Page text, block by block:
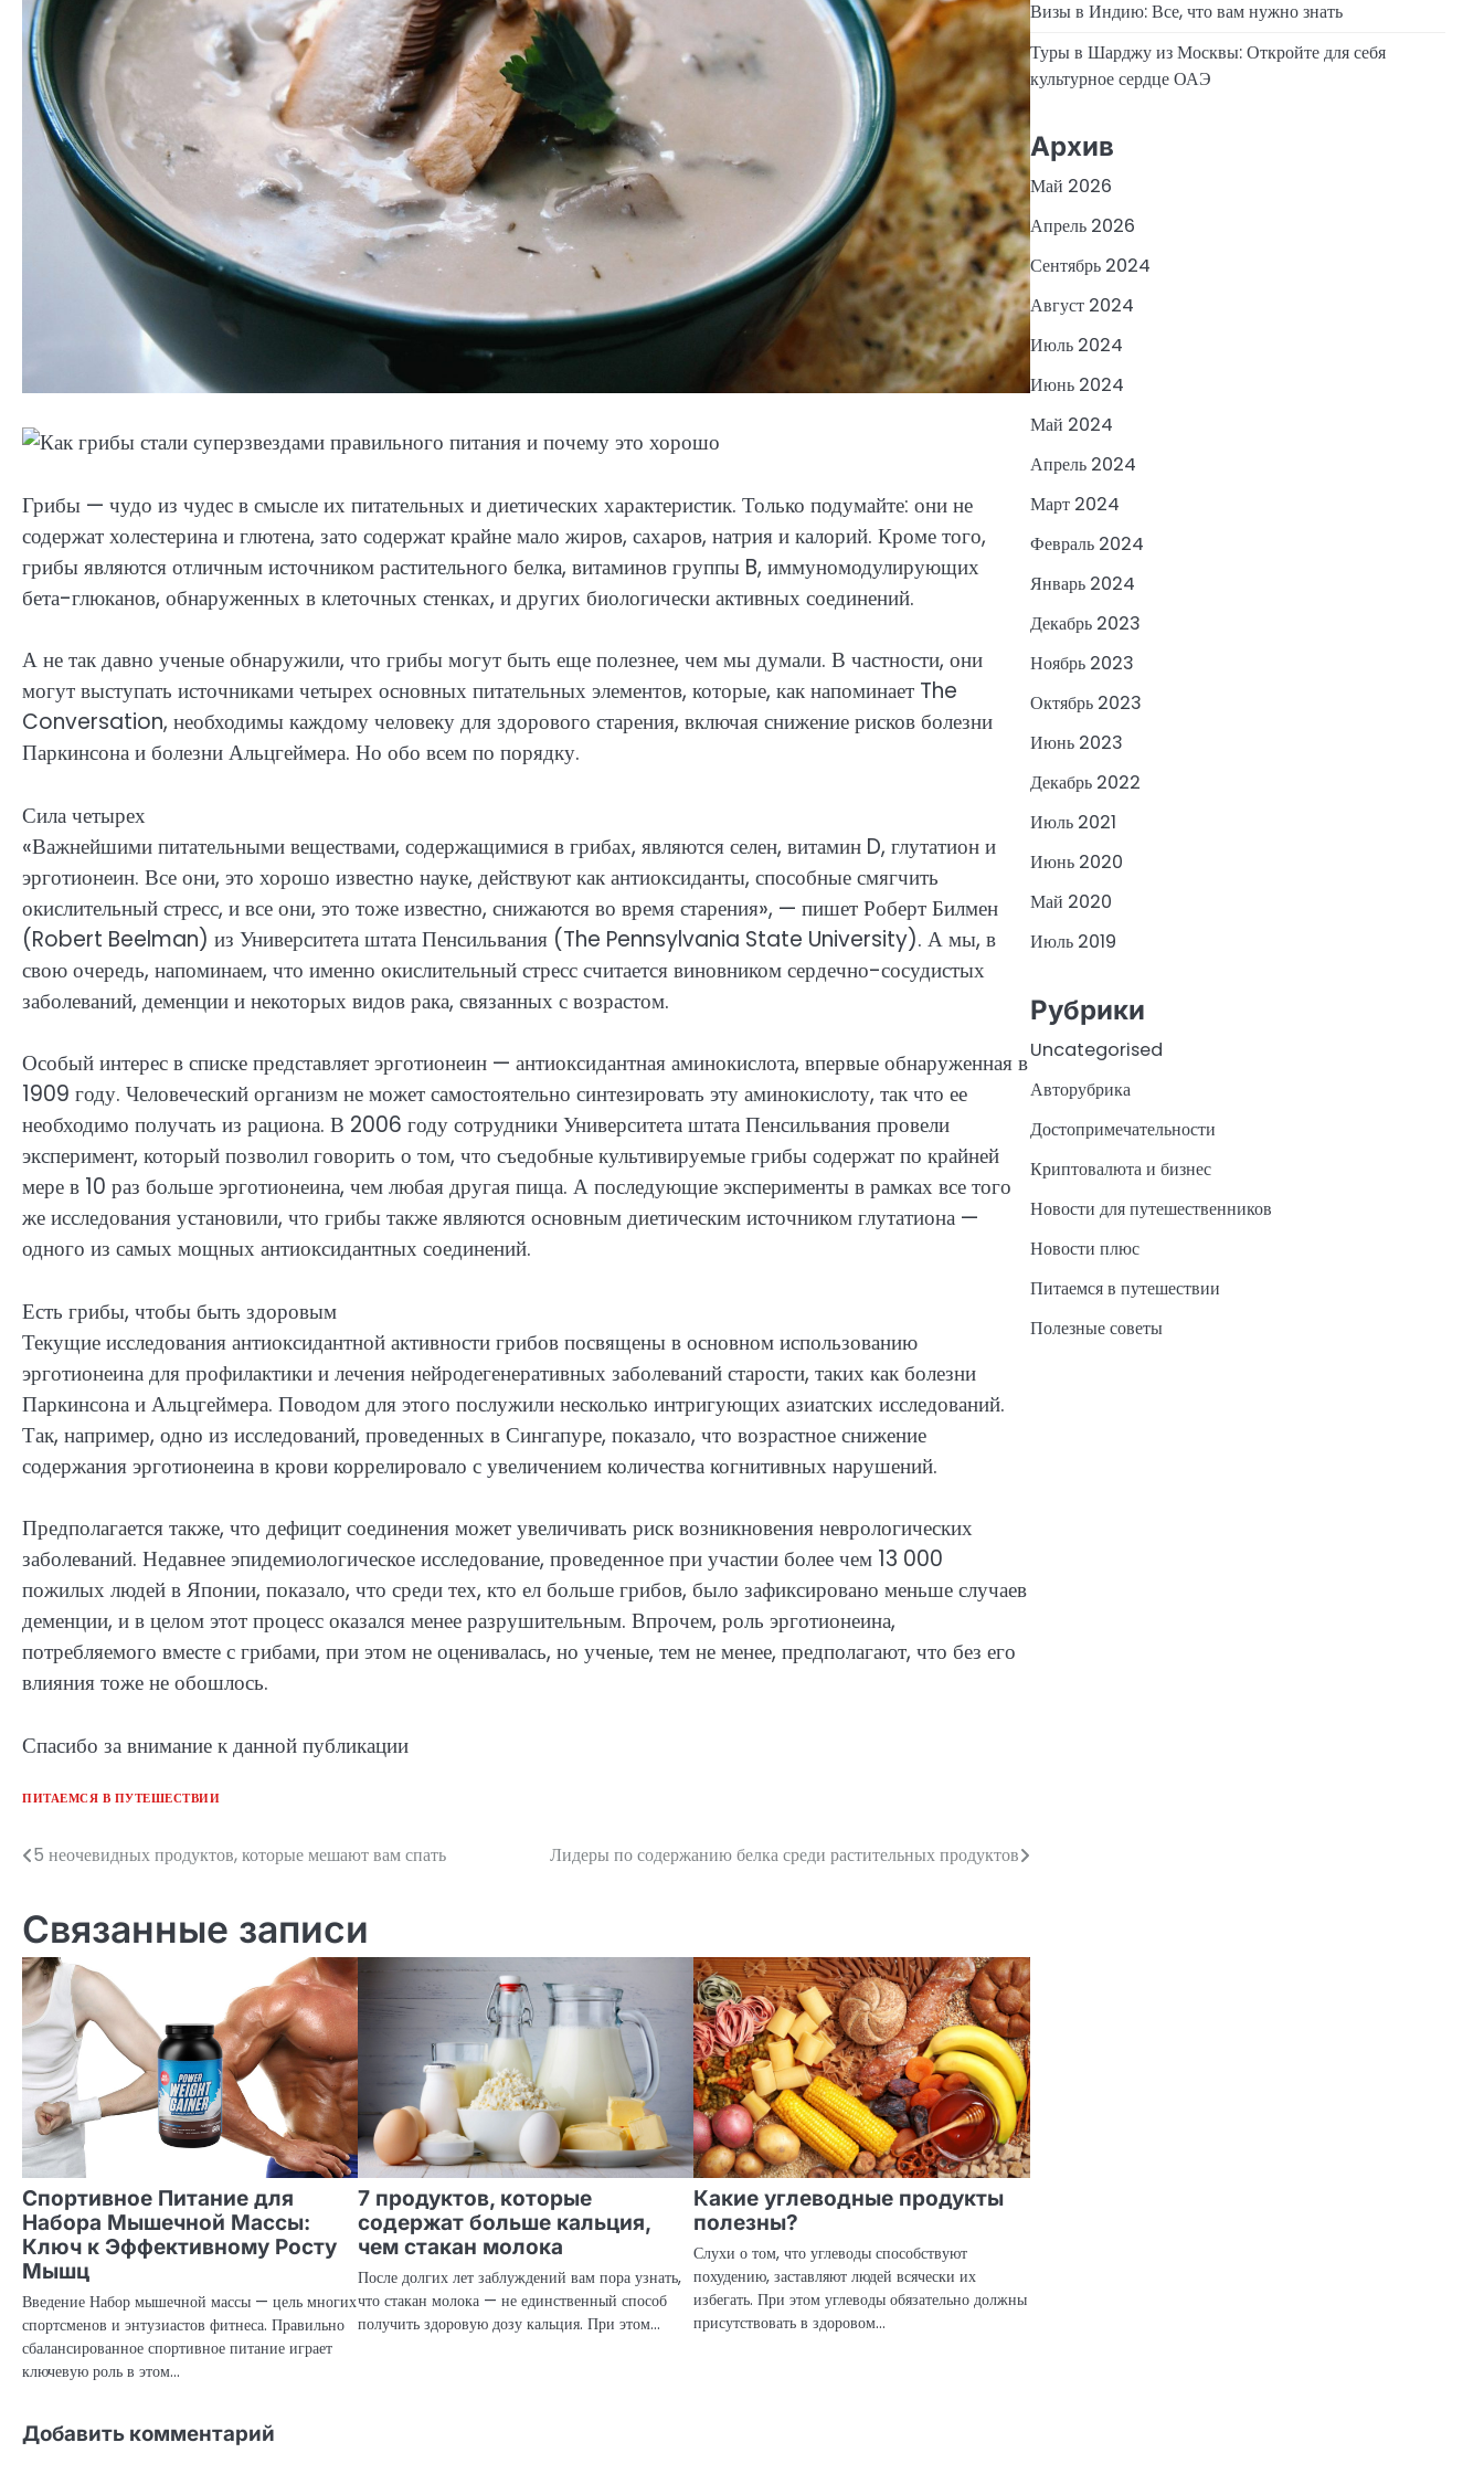
Грибы — чудо из чудес в смысле их питательных и диетических характеристик. Только подумайте: они не
содержат холестерина и глютена, зато содержат крайне мало жиров, сахаров, натрия и калорий. Кроме того,
грибы являются отличным источником растительного белка, витаминов группы B, иммуномодулирующих
бета-глюканов, обнаруженных в клеточных стенках, и других биологически активных соединений.
А не так давно ученые обнаружили, что грибы могут быть еще полезнее, чем мы думали. В частности, они
могут выступать источниками четырех основных питательных элементов, которые, как напоминает The
Conversation, необходимы каждому человеку для здорового старения, включая снижение рисков болезни
Паркинсона и болезни Альцгеймера. Но обо всем по порядку.
Сила четырех
«Важнейшими питательными веществами, содержащимися в грибах, являются селен, витамин D, глутатион и
эрготионеин. Все они, это хорошо известно науке, действуют как антиоксиданты, способные смягчить
окислительный стресс, и все они, это тоже известно, снижаются во время старения», — пишет Роберт Билмен
(Robert Beelman) из Университета штата Пенсильвания (The Pennsylvania State University). А мы, в
свою очередь, напоминаем, что именно окислительный стресс считается виновником сердечно-сосудистых
заболеваний, деменции и некоторых видов рака, связанных с возрастом.
Особый интерес в списке представляет эрготионеин — антиоксидантная аминокислота, впервые обнаруженная в
1909 году. Человеческий организм не может самостоятельно синтезировать эту аминокислоту, так что ее
необходимо получать из рациона. В 2006 году сотрудники Университета штата Пенсильвания провели
эксперимент, который позволил говорить о том, что съедобные культивируемые грибы содержат по крайней
мере в 10 раз больше эрготионеина, чем любая другая пища. А последующие эксперименты в рамках все того
же исследования установили, что грибы также являются основным диетическим источником глутатиона —
одного из самых мощных антиоксидантных соединений.
Есть грибы, чтобы быть здоровым
Текущие исследования антиоксидантной активности грибов посвящены в основном использованию
эрготионеина для профилактики и лечения нейродегенеративных заболеваний старости, таких как болезни
Паркинсона и Альцгеймера. Поводом для этого послужили несколько интригующих азиатских исследований.
Так, например, одно из исследований, проведенных в Сингапуре, показало, что возрастное снижение
содержания эрготионеина в крови коррелировало с увеличением количества когнитивных нарушений.
Предполагается также, что дефицит соединения может увеличивать риск возникновения неврологических
заболеваний. Недавнее эпидемиологическое исследование, проведенное при участии более чем 13 000
пожилых людей в Японии, показало, что среди тех, кто ел больше грибов, было зафиксировано меньше случаев
деменции, и в целом этот процесс оказался менее разрушительным. Впрочем, роль эрготионеина,
потребляемого вместе с грибами, при этом не оценивалась, но ученые, тем не менее, предполагают, что без его
влияния тоже не обошлось.
Спасибо за внимание к данной публикации
ПИТАЕМСЯ В ПУТЕШЕСТВИИ
Навигация
записям
5 неочевидных продуктов, которые мешают вам спать Лидеры по содержанию белка среди растительных продуктов
Связанные записи
Спортивное Питание для
Набора Мышечной Массы:
Ключ к Эффективному Росту
Мышц
Введение Набор мышечной массы — цель многих
спортсменов и энтузиастов фитнеса. Правильно
сбалансированное спортивное питание играет
ключевую роль в этом…
7 продуктов, которые
содержат больше кальция,
чем стакан молока
После долгих лет заблуждений вам пора узнать,
что стакан молока — не единственный способ
получить здоровую дозу кальция. При этом…
Какие углеводные продукты
полезны?
Слухи о том, что углеводы способствуют
похудению, заставляют людей всячески их
избегать. При этом углеводы обязательно должны
присутствовать в здоровом…
Добавить комментарий
Визы в Индию: Все, что вам нужно знать
Туры в Шарджу из Москвы: Откройте для себя
культурное сердце ОАЭ
Архив
Май 2026
Апрель 2026
Сентябрь 2024
Август 2024
Июль 2024
Июнь 2024
Май 2024
Апрель 2024
Март 2024
Февраль 2024
Январь 2024
Декабрь 2023
Ноябрь 2023
Октябрь 2023
Июнь 2023
Декабрь 2022
Июль 2021
Июнь 2020
Май 2020
Июль 2019
Рубрики
Uncategorised
Авторубрика
Достопримечательности
Криптовалюта и бизнес
Новости для путешественников
Новости плюс
Питаемся в путешествии
Полезные советы